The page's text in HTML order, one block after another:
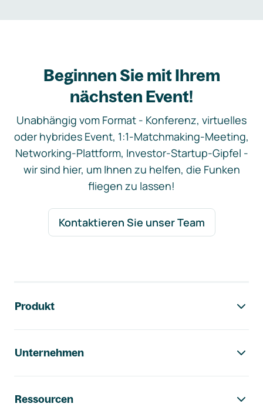
Beginnen Sie mit Ihrem
nächsten Event!
Unabhängig vom Format - Konferenz, virtuelles
oder hybrides Event, 1:1-Matchmaking-Meeting,
Networking-Plattform, Investor-Startup-Gipfel -
wir sind hier, um Ihnen zu helfen, die Funken
fliegen zu lassen!
Kontaktieren Sie unser Team
Produkt
Unternehmen
Ressourcen